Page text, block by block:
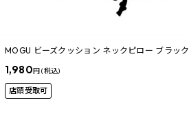
MOGU ビーズクッション ネックピロー ブラック
1,980円 (税込)
店頭受取可